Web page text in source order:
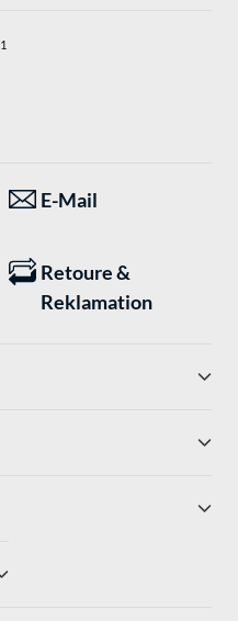
1
E-Mail
Retoure &
Reklamation